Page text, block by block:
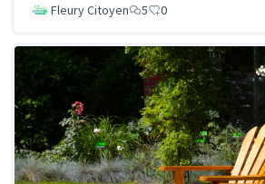
Fleury Citoyen 5 0